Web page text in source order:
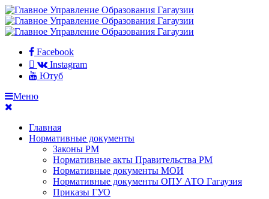
Facebook
Instagram
Ютуб
Меню
Главная
Нормативные документы
Законы РМ
Нормативные акты Правительства РМ
Нормативные документы МОИ
Нормативные документы ОПУ АТО Гагаузия
Приказы ГУО